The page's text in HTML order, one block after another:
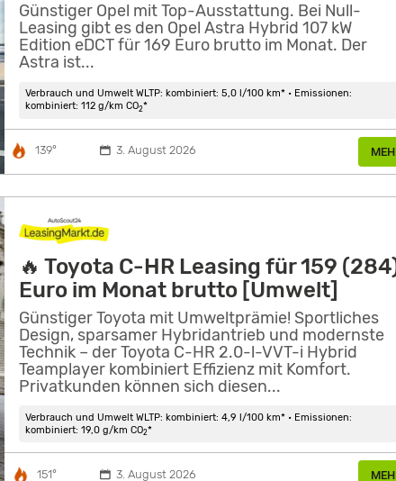
Günstiger Opel mit Top-Ausstattung. Bei Null-
Leasing gibt es den Opel Astra Hybrid 107 kW
Edition eDCT für 169 Euro brutto im Monat. Der
Astra ist...
Verbrauch und Umwelt WLTP: kombiniert: 5,0 l/100 km* • Emissionen:
kombiniert: 112 g/km CO2*
139° 3. August 2026
🔥 Toyota C-HR Leasing für 159
Euro im Monat brutto [Umwelt]
Günstiger Toyota mit Umweltprämie! Sportliches
Design, sparsamer Hybridantrieb und modernste
Technik – der Toyota C-HR 2.0-l-VVT-i Hybrid
Teamplayer kombiniert Effizienz mit Komfort.
Privatkunden können sich diesen...
Verbrauch und Umwelt WLTP: kombiniert: 4,9 l/100 km* • Emissionen:
kombiniert: 19,0 g/km CO2*
151° 3. August 2026